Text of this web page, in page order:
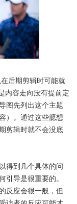
后期剪辑时可能就
内容走向没有提前定
图先列出这个主题
）。 通过这些臆想
剪辑时就不会没底
到几个具体的问
引导是很重要的。
反应会很一般，但